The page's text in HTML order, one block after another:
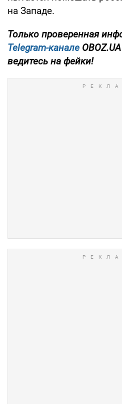
на Западе.
Только проверенная
Telegram-канале
ведитесь на фейки!